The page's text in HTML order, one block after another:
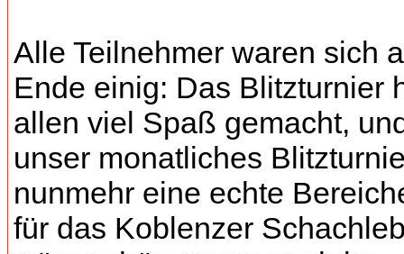
Alle Teilnehmer waren sich
Ende einig: Das Blitzturnier
allen viel Spaß gemacht,
unser monatliches
nunmehr eine echte
für das Koblenzer